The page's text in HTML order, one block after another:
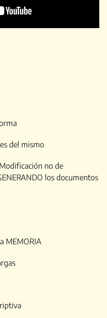
del mismo
Modificación no de
los documentos
MEMORIA